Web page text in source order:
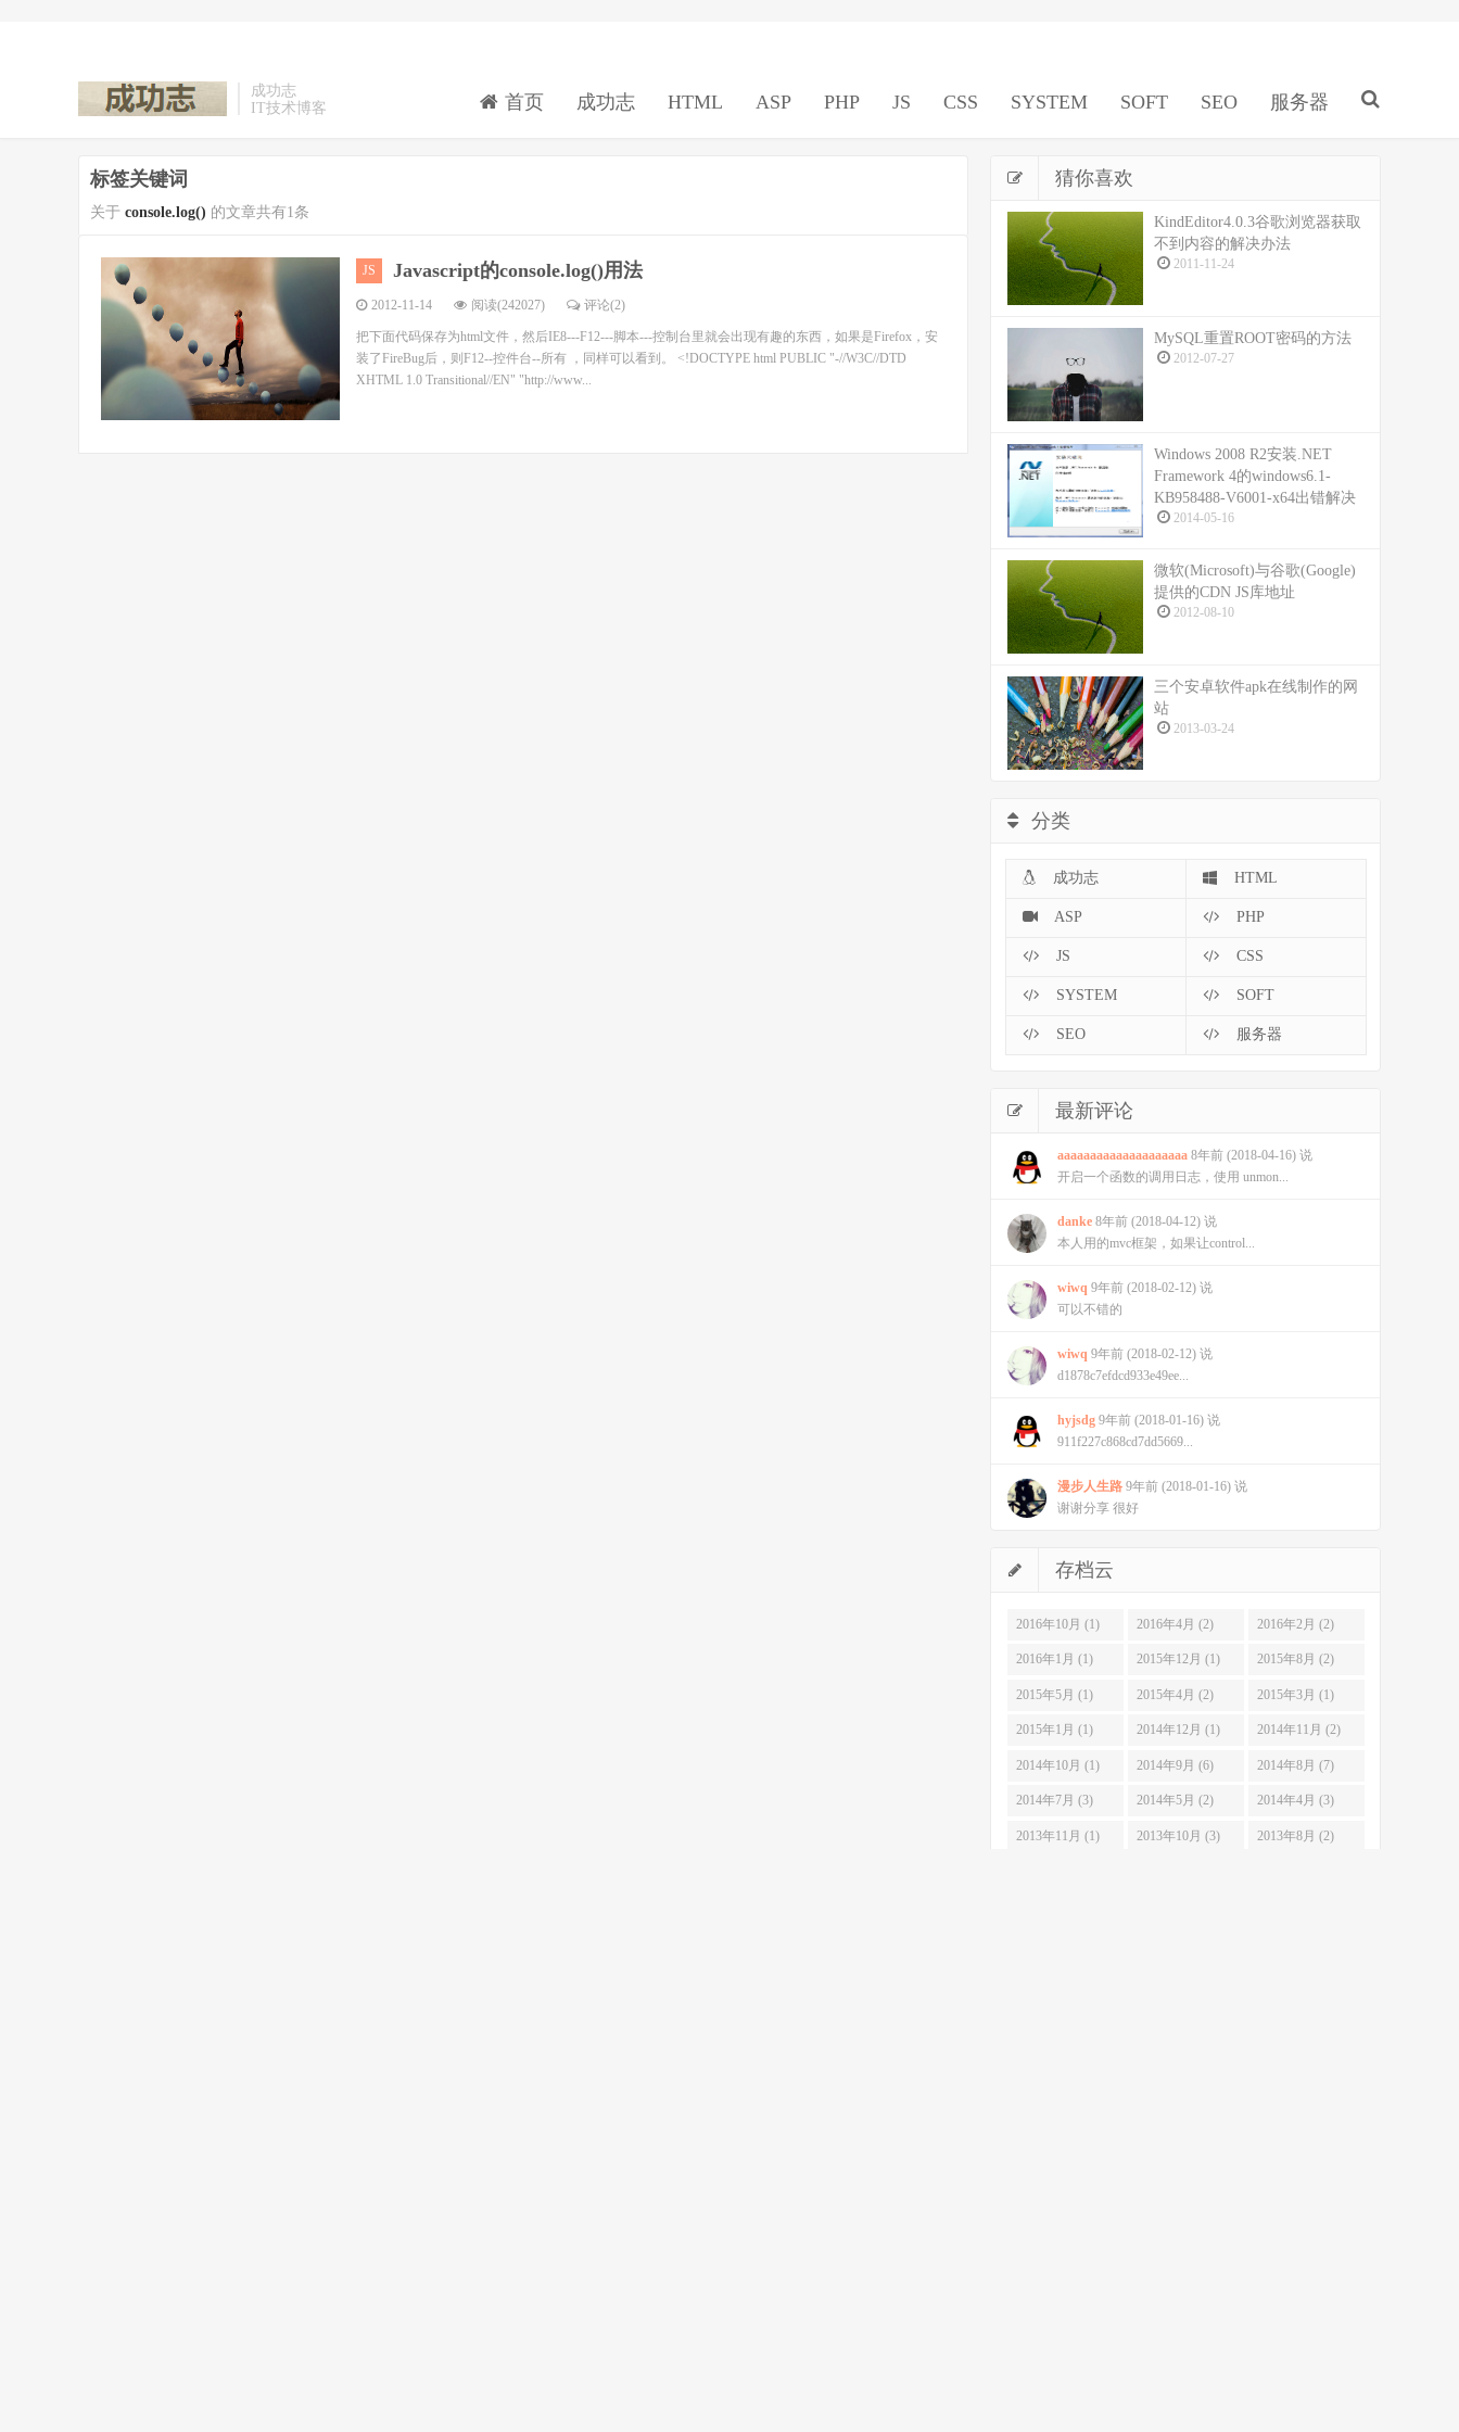
成功志
IT技术博客
首页 成功志 HTML ASP PHP JS CSS SYSTEM SOFT SEO 服务器
标签关键词
关于 console.log() 的文章共有1条
JS Javascript的console.log()用法
2012-11-14 阅读(242027) 评论(2)
把下面代码保存为html文件，然后IE8---F12---脚本---控制台里就会出现有趣的东西，如果是Firefox，安
装了FireBug后，则F12--控件台--所有 ，同样可以看到。 <!DOCTYPE html PUBLIC "-//W3C//DTD
XHTML 1.0 Transitional//EN" "http://www...
猜你喜欢
KindEditor4.0.3谷歌浏览器获取
不到内容的解决办法
2011-11-24
MySQL重置ROOT密码的方法
2012-07-27
Windows 2008 R2安装.NET
Framework 4的windows6.1-
KB958488-V6001-x64出错解决
2014-05-16
微软(Microsoft)与谷歌(Google)
提供的CDN JS库地址
2012-08-10
三个安卓软件apk在线制作的网
站
2013-03-24
分类
成功志 HTML
ASP PHP
JS CSS
SYSTEM SOFT
SEO 服务器
最新评论
aaaaaaaaaaaaaaaaaaaa 8年前 (2018-04-16) 说
开启一个函数的调用日志，使用 unmon...
danke 8年前 (2018-04-12) 说
本人用的mvc框架，如果让control...
wiwq 9年前 (2018-02-12) 说
可以不错的
wiwq 9年前 (2018-02-12) 说
d1878c7efdcd933e49ee...
hyjsdg 9年前 (2018-01-16) 说
911f227c868cd7dd5669...
漫步人生路 9年前 (2018-01-16) 说
谢谢分享 很好
存档云
2016年10月 (1) 2016年4月 (2) 2016年2月 (2)
2016年1月 (1) 2015年12月 (1) 2015年8月 (2)
2015年5月 (1) 2015年4月 (2) 2015年3月 (1)
2015年1月 (1) 2014年12月 (1) 2014年11月 (2)
2014年10月 (1) 2014年9月 (6) 2014年8月 (7)
2014年7月 (3) 2014年5月 (2) 2014年4月 (3)
2013年11月 (1) 2013年10月 (3) 2013年8月 (2)